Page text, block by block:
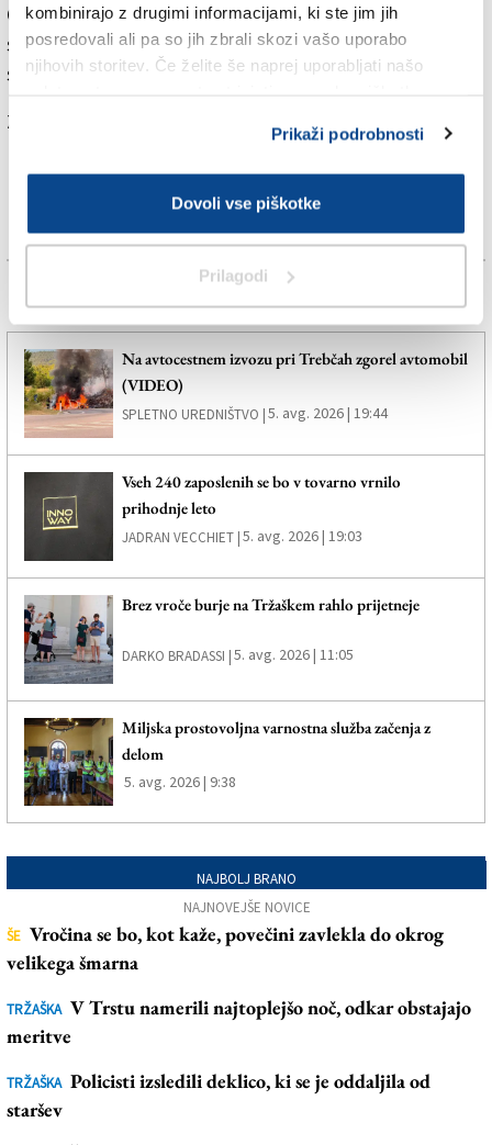
kombinirajo z drugimi informacijami, ki ste jim jih
posredovali ali pa so jih zbrali skozi vašo uporabo
njihovih storitev. Če želite še naprej uporabljati našo
Prikaži podrobnosti
Dovoli vse piškotke
Prilagodi
Oberdan) s srečanjem »Cerje - pomnik braniteljev
slovenske zemlje« in zaključile v drugi polovici
septembra s tradicionalnim odbojkarskim turnirjem.
Za branje in pisanje komentarjevje potrebna prijava
Več novic
Na avtocestnem izvozu pri Trebčah zgorel avtomobil
(VIDEO)
SPLETNO UREDNIŠTVO |5. avg. 2026 | 19:44
Vseh 240 zaposlenih se bo v tovarno vrnilo
prihodnje leto
JADRAN VECCHIET |5. avg. 2026 | 19:03
Brez vroče burje na Tržaškem rahlo prijetneje
DARKO BRADASSI |5. avg. 2026 | 11:05
Miljska prostovoljna varnostna služba začenja z
delom
5. avg. 2026 | 9:38
NAJBOLJ BRANO
NAJNOVEJŠE NOVICE
ŠE Vročina se bo, kot kaže, povečini zavlekla do okrog
velikega šmarna
TRŽAŠKA V Trstu namerili najtoplejšo noč, odkar obstajajo
meritve
TRŽAŠKA Policisti izsledili deklico, ki se je oddaljila od
staršev